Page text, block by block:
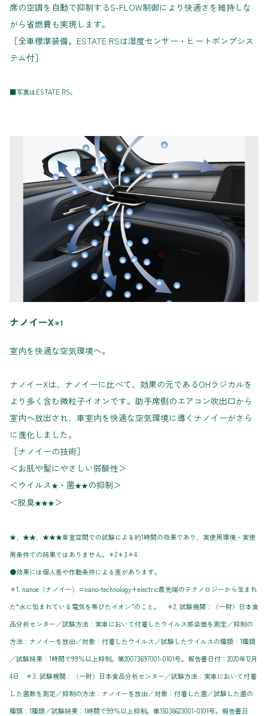
席の空調を自動で抑制するS-FLOW制御により快適さを維持しな
がら省燃費も実現します。
［全車標準装備。ESTATE RSは湿度センサー・ヒートポンプシス
テム付］
■写真はESTATE RS。
ナノイーX＊1
室内を快適な空気環境へ。
ナノイーXは、ナノイーに比べて、効果の元であるOHラジカルを
より多く含む微粒子イオンです。助手席側のエアコン吹出口から
室内へ放出され、車室内を快適な空気環境に導くナノイーがさら
に進化しました。
［ナノイーの技術］
＜お肌や髪にやさしい弱酸性＞
＜ウイルス★ ・菌★★の抑制＞
＜脱臭★★★＞
★、★★、★★★車室空間での試験による約1時間の効果であり、実使用環境・実使
用条件での結果ではありません。＊2＊3＊4
●効果には個人差や作動条件による差があります。
＊1. nanoe（ナノイー）=nano-technology+electric最先端のテクノロジーから生まれ
た“水に包まれている電気を帯びたイオン”のこと。 ＊2. 試験機関：（一財）日本食
品分析センター／試験方法：実車において付着したウイルス感染価を測定／抑制の
方法：ナノイーを放出／対象：付着したウイルス／試験したウイルスの種類：1種類
／試験結果：1時間で99％以上抑制。第20073697001-0101号。報告書日付：2020年12月
4日 ＊3. 試験機関：（一財）日本食品分析センター／試験方法：実車において付着
した菌数を測定／抑制の方法：ナノイーを放出／対象：付着した菌／試験した菌の
種類：1種類／試験結果：1時間で99％以上抑制。第15038623001-0101号。報告書日